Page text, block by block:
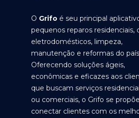
O Grifo é seu principal
pequenos reparos residenciais,
eletrodomésticos, limpeza,
manutenção e reformas do
Oferecendo soluções ágeis,
econômicas e eficazes aos
que buscam serviços
ou comerciais, o Grifo se
conectar clientes com os